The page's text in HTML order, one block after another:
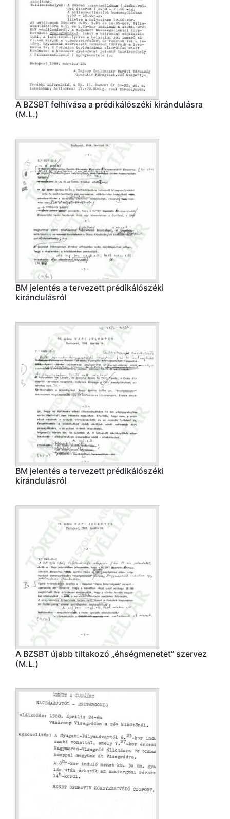
A BZSBT felhívása a prédikálószéki kirándulásra
(M.L.)
BM jelentés a tervezett prédikálószéki
kirándulásról
BM jelentés a tervezett prédikálószéki
kirándulásról
A BZSBT újabb tiltakozó „éhségmenetet” szervez
(M.L.)